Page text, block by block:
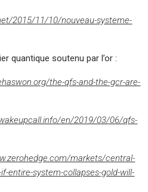
2015/11/10/nouveau-systeme-
quantique soutenu par l’or :
the-qfs-and-the-gcr-are-
en/2019/03/06/qfs-
markets/central-
entire-system-collapses-gold-will-